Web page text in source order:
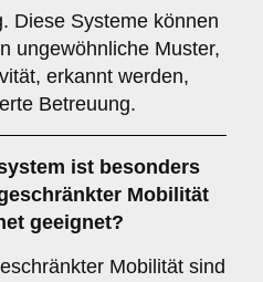
Diese Systeme können
ungewöhnliche Muster,
erkannt werden,
Betreuung.
ist besonders
Mobilität
geeignet?
Mobilität sind